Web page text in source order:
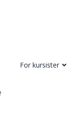
For kursister